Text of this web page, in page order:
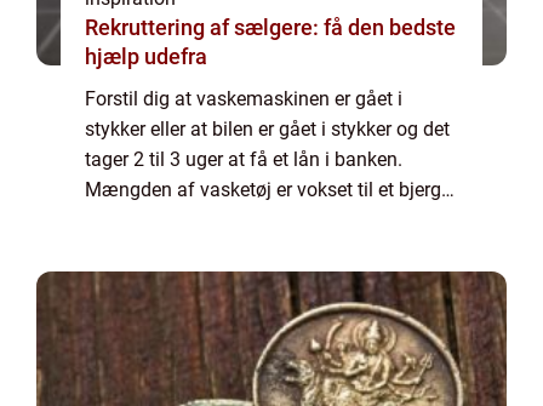
Rekruttering af sælgere: få den bedste
hjælp udefra
Forstil dig at vaskemaskinen er gået i
stykker eller at bilen er gået i stykker og det
tager 2 til 3 uger at få et lån i banken.
Mængden af vasketøj er vokset til et bjerg